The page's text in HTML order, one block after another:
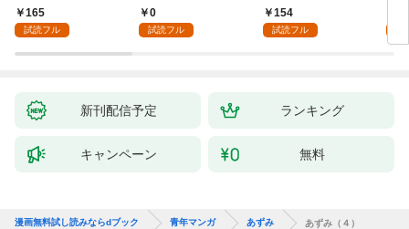
165
試読フル
0
試読フル
154
試読フル
新刊配信予定 ランキング
キャンペーン 無料
漫画無料試し読みならdブック 青年マンガ あずみ あずみ（４）